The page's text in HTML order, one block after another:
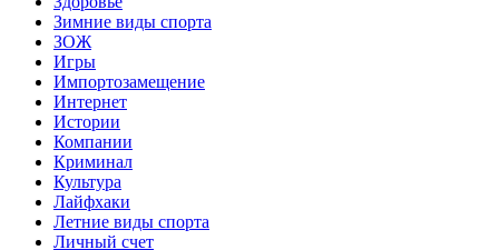
Зимние виды спорта
ЗОЖ
Игры
Импортозамещение
Интернет
Истории
Компании
Криминал
Культура
Лайфхаки
Летние виды спорта
Личный счет